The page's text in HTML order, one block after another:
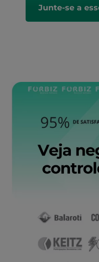
Junte-se a